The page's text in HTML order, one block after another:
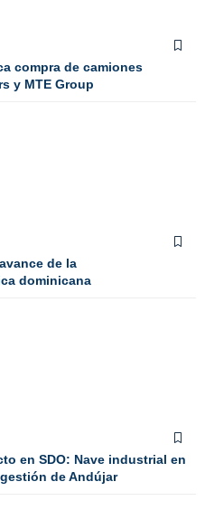
compra de camiones
y MTE Group
de la
dominicana
en SDO: Nave industrial en
de Andújar